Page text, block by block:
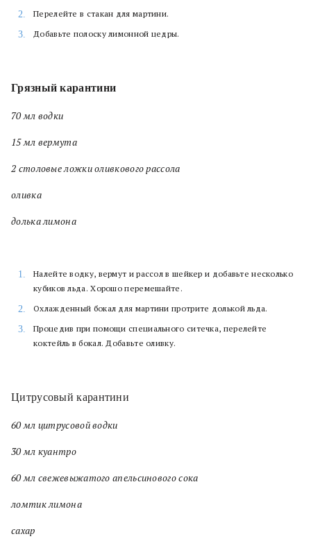
Перелейте в стакан для мартини.
Добавьте полоску лимонной цедры.
Грязный карантини
70 мл водки
15 мл вермута
2 столовые ложки оливкового рассола
оливка
долька лимона
Налейте водку, вермут и рассол в шейкер и добавьте несколько
кубиков льда. Хорошо перемешайте.
Охлажденный бокал для мартини протрите долькой льда.
Процедив при помощи специального ситечка, перелейте
коктейль в бокал. Добавьте оливку.
Цитрусовый карантини
60 мл цитрусовой водки
30 мл куантро
60 мл свежевыжатого апельсинового сока
ломтик лимона
сахар